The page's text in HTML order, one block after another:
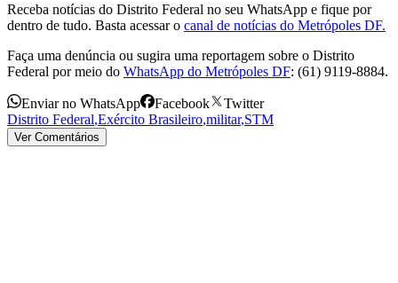
Receba notícias do Distrito Federal no seu WhatsApp e fique por
dentro de tudo. Basta acessar o canal de notícias do Metrópoles DF.
Faça uma denúncia ou sugira uma reportagem sobre o Distrito
Federal por meio do WhatsApp do Metrópoles DF: (61) 9119-8884.
Enviar no WhatsApp Facebook
Twitter
Distrito Federal,Exército Brasileiro,militar,STM
Ver Comentários